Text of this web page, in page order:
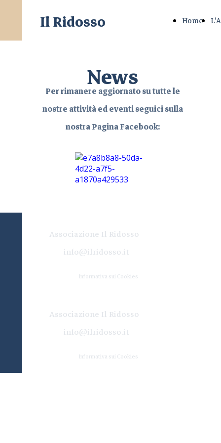
Il Ridosso
Associazione Il Ridosso
info@ilridosso.it
Home
Informativa sui Cookies
News
Per rimanere aggiornato su tutte le
nostre attività ed eventi seguici sulla
nostra Pagina Facebook:
Associazione Il Ridosso
info@ilridosso.it
Informativa sui Cookies